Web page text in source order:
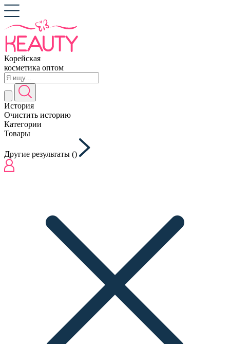
Корейская
косметика оптом
История
Очистить историю
Категории
Товары
Другие результаты ()